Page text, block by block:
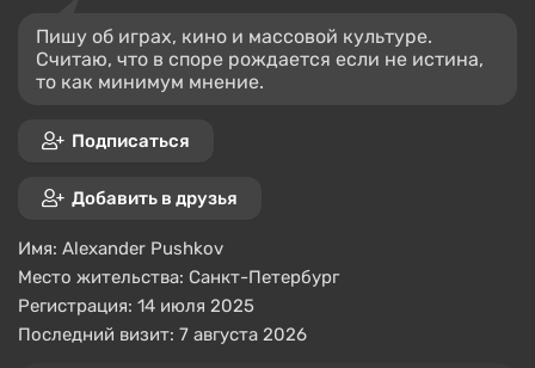
Пишу об играх, кино и массовой культуре.
Считаю, что в споре рождается если не истина,
то как минимум мнение.
Подписаться
Добавить в друзья
Имя: Alexander Pushkov
Место жительства: Санкт-Петербург
Регистрация: 14 июля 2025
Последний визит: 7 августа 2026